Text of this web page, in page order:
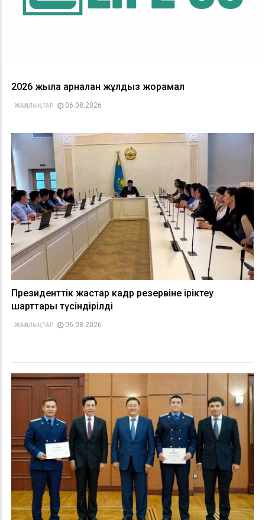
2026 жылға арналған жұлдыз жорамал
ЖАҢАЛЫҚТАР 06.08.2026
Президенттік жастар кадр резервіне іріктеу
шарттары түсіндірілді
ЖАҢАЛЫҚТАР 06.08.2026